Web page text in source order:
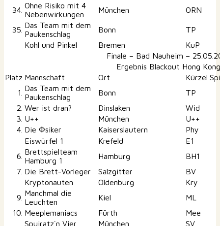
34. Ohne Risiko mit 4
Nebenwirkungen
München ORN
35. Das Team mit dem
Paukenschlag
Bonn
TP
Kohl und Pinkel
Bremen
KuP
Finale – Bad Nauheim –
Ergebnis Blackout Hong Kong
Platz Mannschaft Ort Kürzel
1. Das Team mit dem
Paukenschlag
Bonn
TP
2. Wer ist dran? Dinslaken
Wid
3. U++ München
U++
4. Die Φsiker Kaiserslautern
Phy
Eiswürfel 1
Krefeld
E1
6. Brettspielteam
Hamburg 1
Hamburg
BH1
7. Die Brett-Vorleger Salzgitter
BV
Kryptonauten
Oldenburg
Kry
9. Manchmal die
Leuchten
Kiel
ML
10. Meeplemaniacs Fürth
Mee
Spuiratz`n Vier
München
SV